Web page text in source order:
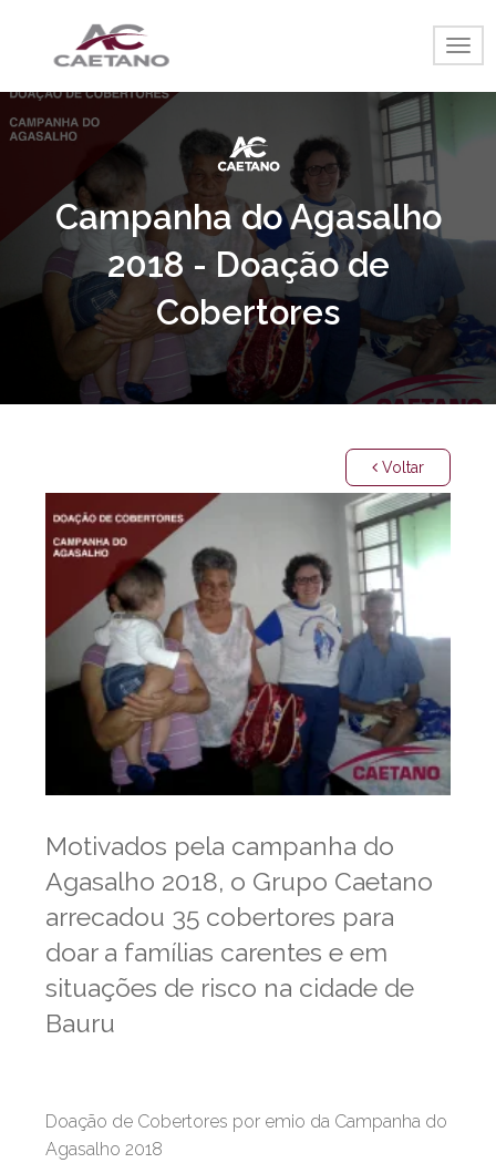
Campanha do Agasalho
2018 - Doação de
Cobertores
Voltar
Motivados pela campanha do
Agasalho 2018, o Grupo Caetano
arrecadou 35 cobertores para
doar a famílias carentes e em
situações de risco na cidade de
Bauru
Doação de Cobertores por emio da Campanha do
Agasalho 2018